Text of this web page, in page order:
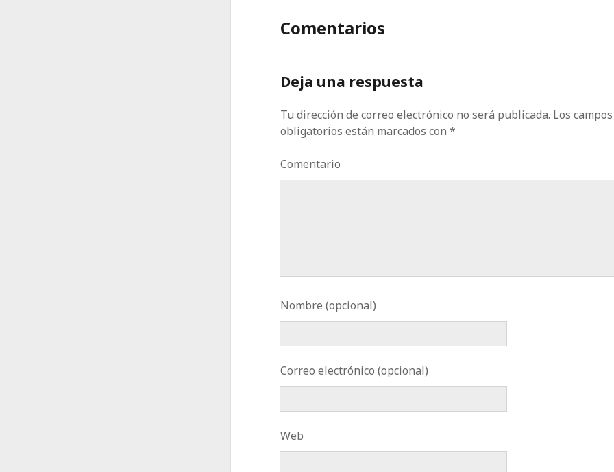
Comentarios
Deja una respuesta
Tu dirección de correo electrónico no será publicada. Los campos
obligatorios están marcados con*
Comentario
Nombre (opcional)
Correo electrónico (opcional)
Web